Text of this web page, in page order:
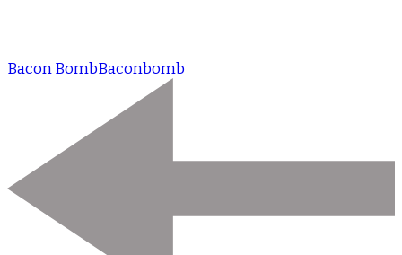
Bacon BombBaconbomb